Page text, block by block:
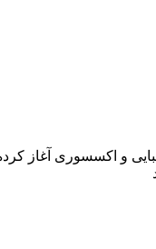
و اکسسوری آغاز